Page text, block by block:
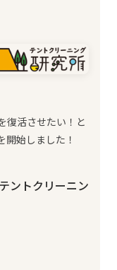
復活させたい！と
始しました！
ントクリーニン